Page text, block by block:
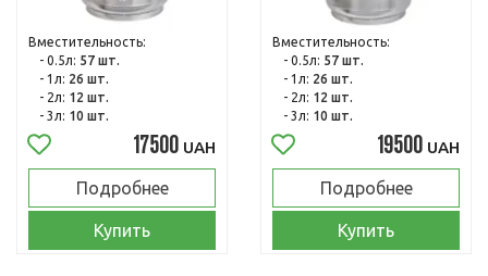
Вместительность:
- 0.5л: 57 шт.
- 1л: 26 шт.
- 2л: 12 шт.
- 3л: 10 шт.
17500 UAH
Подробнее
Купить
Вместительность:
- 0.5л: 57 шт.
- 1л: 26 шт.
- 2л: 12 шт.
- 3л: 10 шт.
19500 UAH
Подробнее
Купить